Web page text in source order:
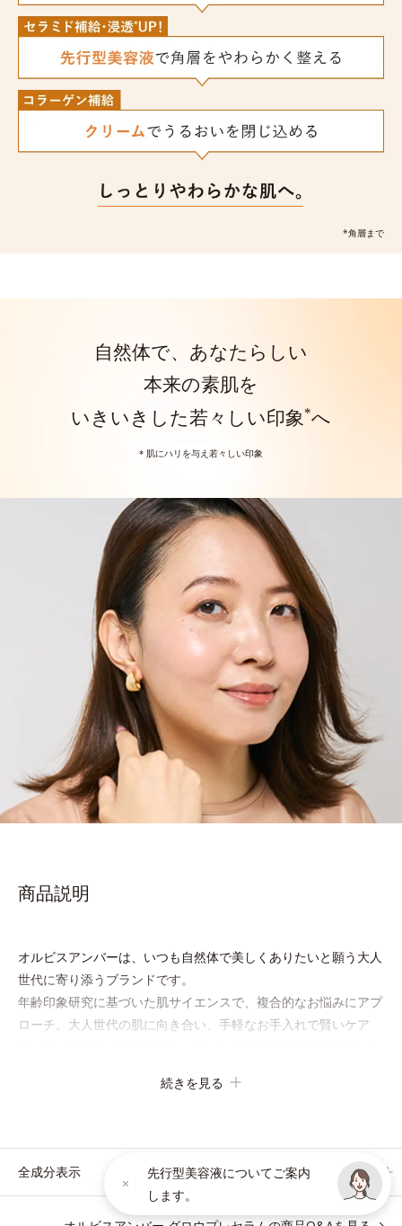
*角層まで
自然体で、あなたらしい
本来の素肌を
いきいきした若々しい印象 *へ
* 肌にハリを与え若々しい印象
商品説明
オルビスアンバーは、いつも⾃然体で美しくありたいと願う⼤⼈
世代に寄り添うブランドです。
年齢印象研究に基づいた肌サイエンスで、複合的なお悩みにアプ
ローチ。大人世代の肌に向き合い、手軽なお手入れで賢いケア
ム」は、オイル成分(*2)が肌に素早くなじみ、肌をやわらかくし
ながら角層まで浸透。ADセラミドミックスが肌をすこやかに整
え、うるおいを蓄える肌へと導きます。
続きを見る
全成分表示
先行型美容液についてご案内
します。